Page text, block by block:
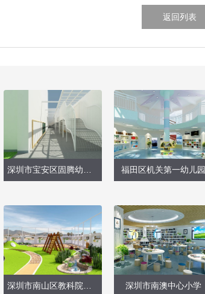
返回列表
福田区机关第一幼儿园
深圳市南澳中心小学